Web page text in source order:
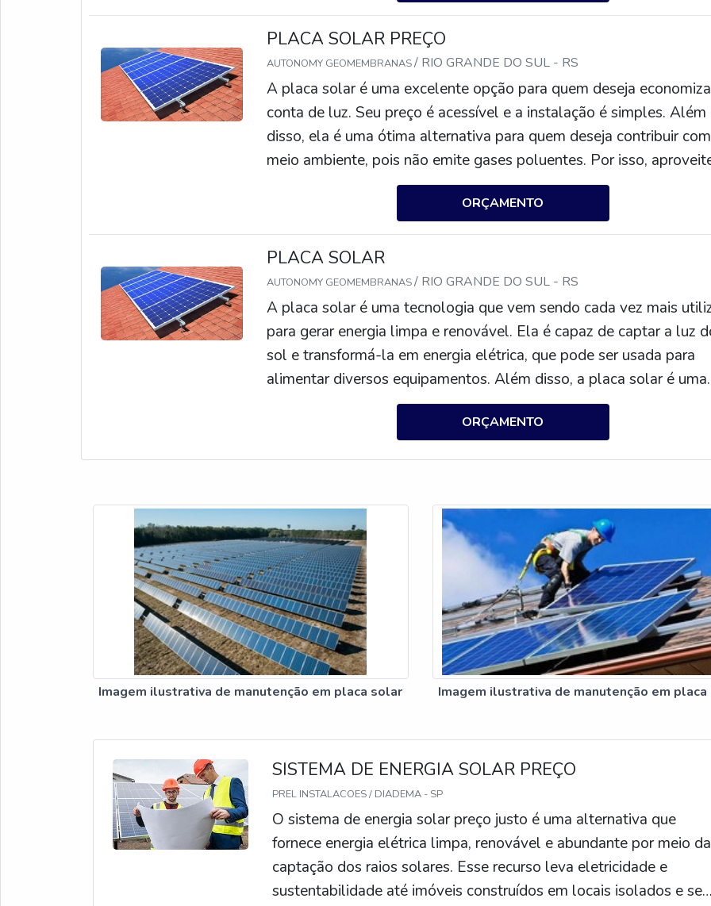
energia, pois a energia solar é gratuita.
PLACA SOLAR PREÇO
AUTONOMY GEOMEMBRANAS/ RIO GRANDE DO SUL - RS
A placa solar é uma excelente opção para quem deseja
conta de luz. Seu preço é acessível e a instalação é simples. Além
disso, ela é uma ótima alternativa para quem deseja contribuir
meio ambiente, pois não emite gases poluentes. Por isso,
adquira já a sua placa solar com preço acessível.
ORÇAMENTO
PLACA SOLAR
AUTONOMY GEOMEMBRANAS/ RIO GRANDE DO SUL - RS
A placa solar é uma tecnologia que vem sendo cada vez mais
para gerar energia limpa e renovável. Ela é capaz de captar a luz
sol e transformá-la em energia elétrica, que pode ser usada para
alimentar diversos equipamentos. Além disso, a placa solar é uma
alternativa econômica e sustentável para a geração de energia, pois
não emite gases poluentes e não depende de combustíveis fósseis.
ORÇAMENTO
Imagem ilustrativa de manutenção em placa solar Imagem ilustrativa de manutenção em
SISTEMA DE ENERGIA SOLAR PREÇO
PREL INSTALACOES / DIADEMA - SP
O sistema de energia solar preço justo é uma alternativa que
fornece energia elétrica limpa, renovável e abundante por meio da
captação dos raios solares. Esse recurso leva eletricidade e
sustentabilidade até imóveis construídos em locais isolados e se